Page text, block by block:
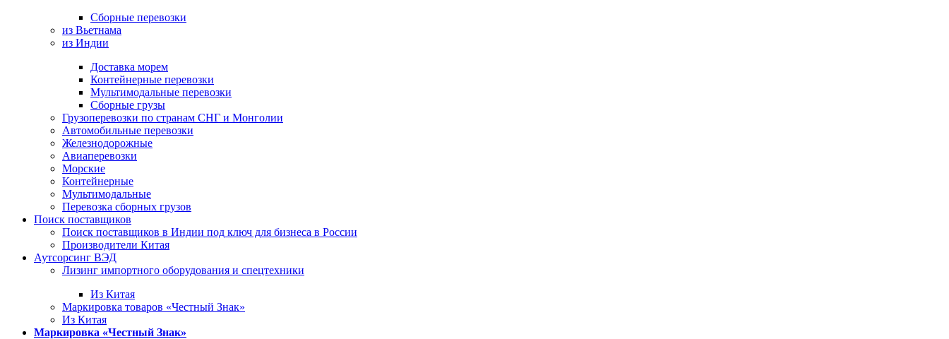
Сборные перевозки
из Вьетнама
из Индии
Доставка морем
Контейнерные перевозки
Мультимодальные перевозки
Сборные грузы
Грузоперевозки по странам СНГ и Монголии
Автомобильные перевозки
Железнодорожные
Авиаперевозки
Морские
Контейнерные
Мультимодальные
Перевозка сборных грузов
Поиск поставщиков
Поиск поставщиков в Индии под ключ для бизнеса в России
Производители Китая
Аутсорсинг ВЭД
Лизинг импортного оборудования и спецтехники
Из Китая
Маркировка товаров «Честный Знак»
Из Китая
Маркировка «Честный Знак»